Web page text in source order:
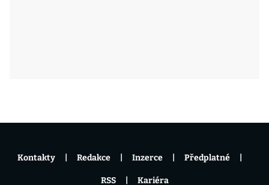
Kontakty Redakce Inzerce Předplatné
RSS Kariéra